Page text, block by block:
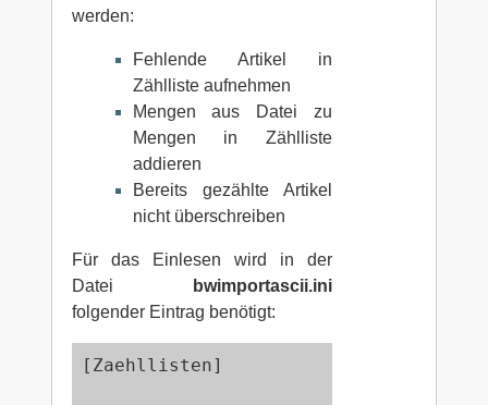
werden:
Fehlende Artikel in
Zählliste aufnehmen
Mengen aus Datei zu
Mengen in Zählliste
addieren
Bereits gezählte Artikel
nicht überschreiben
Für das Einlesen wird in der
Datei
bwimportascii.ini
folgender Eintrag benötigt:
[Zaehllisten]